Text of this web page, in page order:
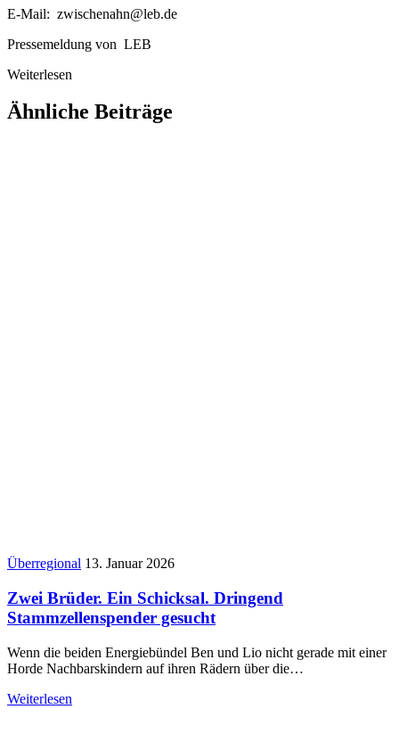
E-Mail: zwischenahn@leb.de
Pressemeldung von LEB
Weiterlesen
Ähnliche Beiträge
Überregional 13. Januar 2026
Zwei Brüder. Ein Schicksal. Dringend
Stammzellenspender gesucht
Wenn die beiden Energiebündel Ben und Lio nicht gerade mit einer
Horde Nachbarskindern auf ihren Rädern über die…
Weiterlesen